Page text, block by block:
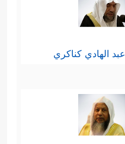
عبد الهادي كناكري